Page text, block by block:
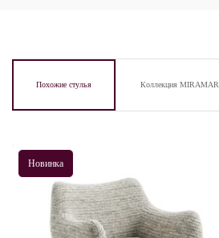
Похожие стулья Коллекция MIRAMAR
Новинка